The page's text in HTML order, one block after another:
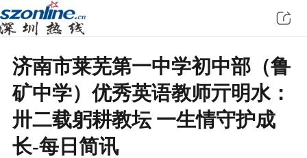
济南市莱芜第一中学初中部（鲁
矿中学）优秀英语教师亓明水：
卅二载躬耕教坛 一生情守护成
长-每日简讯